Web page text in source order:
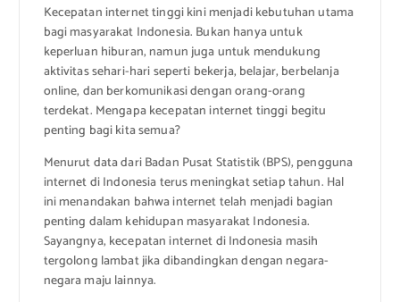
Kecepatan internet tinggi kini menjadi kebutuhan utama
bagi masyarakat Indonesia. Bukan hanya untuk
keperluan hiburan, namun juga untuk mendukung
aktivitas sehari-hari seperti bekerja, belajar, berbelanja
online, dan berkomunikasi dengan orang-orang
terdekat. Mengapa kecepatan internet tinggi begitu
penting bagi kita semua?
Menurut data dari Badan Pusat Statistik (BPS), pengguna
internet di Indonesia terus meningkat setiap tahun. Hal
ini menandakan bahwa internet telah menjadi bagian
penting dalam kehidupan masyarakat Indonesia.
Sayangnya, kecepatan internet di Indonesia masih
tergolong lambat jika dibandingkan dengan negara-
negara maju lainnya.